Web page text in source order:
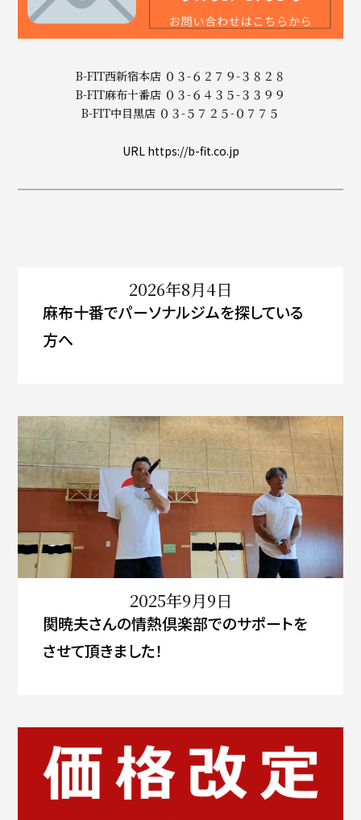
B-FIT西新宿本店 ０３-６２７９-３８２８
B-FIT麻布十番店 ０３-６４３５-３３９９
B-FIT中目黒店 ０３-５７２５-０７７５
URL https://b-fit.co.jp
2026年8月4日
麻布十番でパーソナルジムを探している
方へ
2025年9月9日
関暁夫さんの情熱倶楽部でのサポートを
させて頂きました！